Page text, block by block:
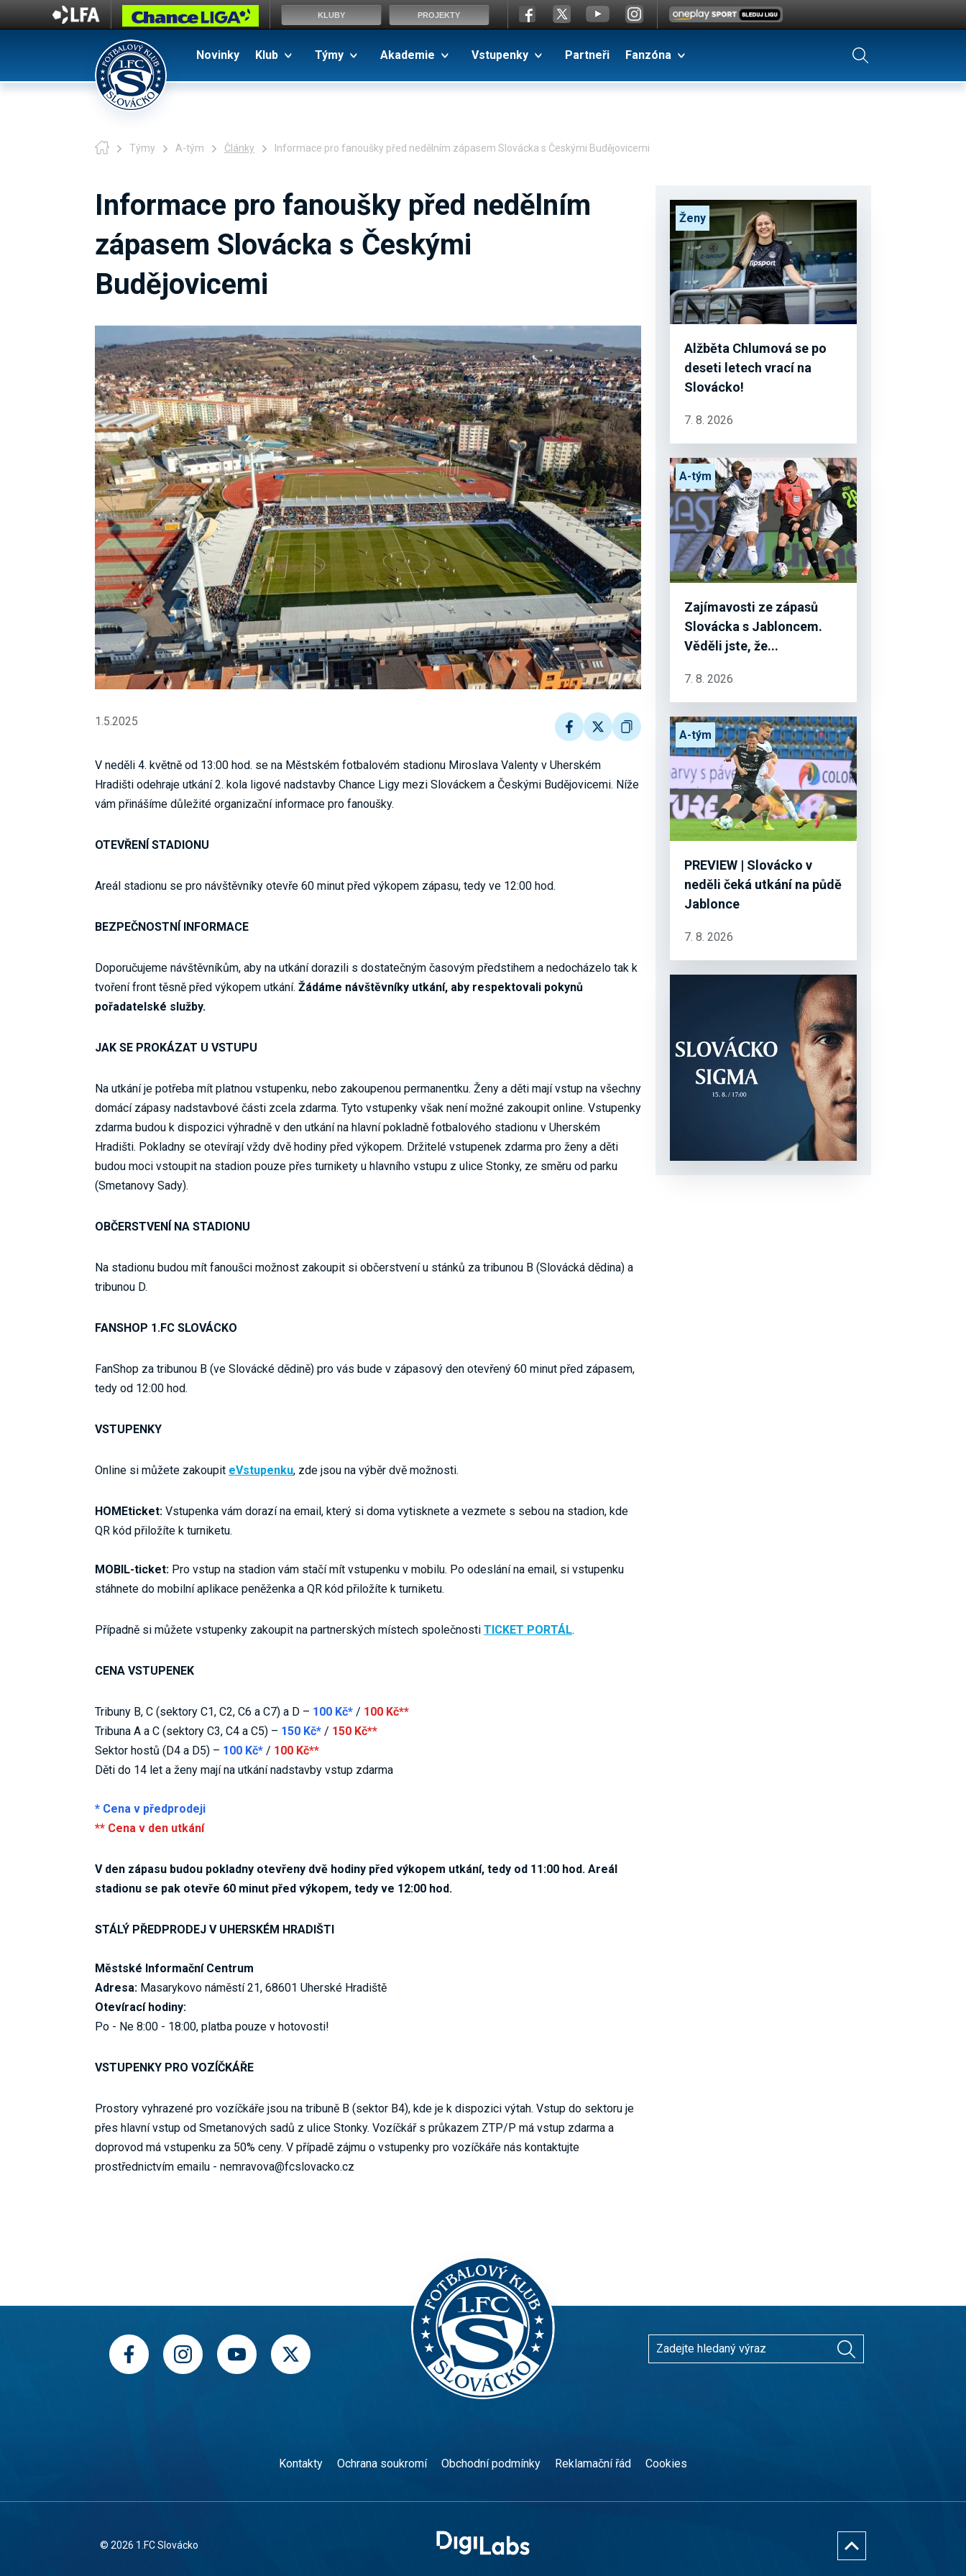
Novinky Klub Týmy Akademie Vstupenky Partneři Fanzóna
Týmy A-tým Články Informace pro fanoušky před nedělním zápasem Slovácka s Českými Budějovicemi
Informace pro fanoušky před nedělním
zápasem Slovácka s Českými
Budějovicemi
1.5.2025
V neděli 4. květně od 13:00 hod. se na Městském fotbalovém stadionu Miroslava Valenty v Uherském
Hradišti odehraje utkání 2. kola ligové nadstavby Chance Ligy mezi Slováckem a Českými Budějovicemi. Níže
vám přinášíme důležité organizační informace pro fanoušky.
OTEVŘENÍ STADIONU
Areál stadionu se pro návštěvníky otevře 60 minut před výkopem zápasu, tedy ve 12:00 hod.
BEZPEČNOSTNÍ INFORMACE
Doporučujeme návštěvníkům, aby na utkání dorazili s dostatečným časovým předstihem a nedocházelo tak k
tvoření front těsně před výkopem utkání. Žádáme návštěvníky utkání, aby respektovali pokynů
pořadatelské služby.
JAK SE PROKÁZAT U VSTUPU
Na utkání je potřeba mít platnou vstupenku, nebo zakoupenou permanentku. Ženy a děti mají vstup na všechny
domácí zápasy nadstavbové části zcela zdarma. Tyto vstupenky však není možné zakoupit online. Vstupenky
zdarma budou k dispozici výhradně v den utkání na hlavní pokladně fotbalového stadionu v Uherském
Hradišti. Pokladny se otevírají vždy dvě hodiny před výkopem. Držitelé vstupenek zdarma pro ženy a děti
budou moci vstoupit na stadion pouze přes turnikety u hlavního vstupu z ulice Stonky, ze směru od parku
(Smetanovy Sady).
OBČERSTVENÍ NA STADIONU
Na stadionu budou mít fanoušci možnost zakoupit si občerstvení u stánků za tribunou B (Slovácká dědina) a
tribunou D.
FANSHOP 1.FC SLOVÁCKO
FanShop za tribunou B (ve Slovácké dědině) pro vás bude v zápasový den otevřený 60 minut před zápasem,
tedy od 12:00 hod.
VSTUPENKY
Online si můžete zakoupit eVstupenku, zde jsou na výběr dvě možnosti.
HOMEticket: Vstupenka vám dorazí na email, který si doma vytisknete a vezmete s sebou na stadion, kde
QR kód přiložíte k turniketu.
MOBIL-ticket: Pro vstup na stadion vám stačí mít vstupenku v mobilu. Po odeslání na email, si vstupenku
stáhnete do mobilní aplikace peněženka a QR kód přiložíte k turniketu.
Případně si můžete vstupenky zakoupit na partnerských místech společnosti TICKET PORTÁL.
CENA VSTUPENEK
Tribuny B, C (sektory C1, C2, C6 a C7) a D – 100 Kč* / 100 Kč**
Tribuna A a C (sektory C3, C4 a C5) – 150 Kč* / 150 Kč**
Sektor hostů (D4 a D5) – 100 Kč* / 100 Kč**
Děti do 14 let a ženy mají na utkání nadstavby vstup zdarma
* Cena v předprodeji
** Cena v den utkání
V den zápasu budou pokladny otevřeny dvě hodiny před výkopem utkání, tedy od 11:00 hod. Areál
stadionu se pak otevře 60 minut před výkopem, tedy ve 12:00 hod.
STÁLÝ PŘEDPRODEJ V UHERSKÉM HRADIŠTI
Městské Informační Centrum
Adresa: Masarykovo náměstí 21, 68601 Uherské Hradiště
Otevírací hodiny:
Po - Ne 8:00 - 18:00, platba pouze v hotovosti!
VSTUPENKY PRO VOZÍČKÁŘE
Prostory vyhrazené pro vozíčkáře jsou na tribuně B (sektor B4), kde je k dispozici výtah. Vstup do sektoru je
přes hlavní vstup od Smetanových sadů z ulice Stonky. Vozíčkář s průkazem ZTP/P má vstup zdarma a
doprovod má vstupenku za 50% ceny. V případě zájmu o vstupenky pro vozíčkáře nás kontaktujte
prostřednictvím emailu - nemravova@fcslovacko.cz
Alžběta Chlumová se po
deseti letech vrací na
Slovácko!
Ženy
7. 8. 2026
Zajímavosti ze zápasů
Slovácka s Jabloncem.
Věděli jste, že...
A-tým
7. 8. 2026
PREVIEW | Slovácko v
neděli čeká utkání na půdě
Jablonce
A-tým
7. 8. 2026
Kontakty Ochrana soukromí Obchodní podmínky Reklamační řád Cookies
© 2026 1.FC Slovácko
KLUBY PROJEKTY